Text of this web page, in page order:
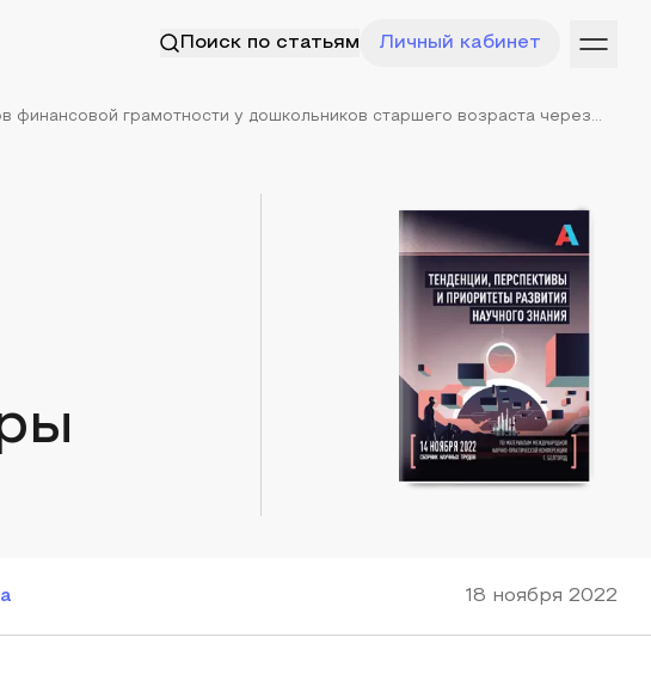
Поиск по статьям Личный кабинет
финансовой грамотности у дошкольников старшего возраста через...
18 ноября 2022